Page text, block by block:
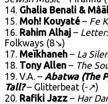
14. Ghalia Benali &
15. Moh! Kouyaté– Fe
16. Rahim Alhaj –
Folkways (8↘)
17. Meïkhaneh – La
18. Tony Allen – The
19. V.A. – Abatwa (The
Tall? – Glitterbeat (-↗)
20. Rafiki Jazz – Har